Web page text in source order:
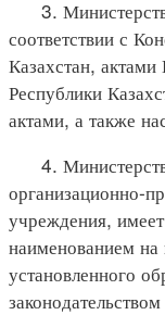
3.
соответствии с
Казахстан, актами
Республики
актами, а также
4.
организационно-
учреждения,
наименованием на
установленного